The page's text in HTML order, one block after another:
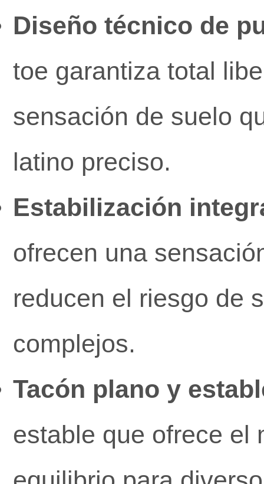
Diseño técnico de
toe garantiza total
sensación de suelo
latino preciso.
Estabilización
ofrecen una
reducen el riesgo de
complejos.
Tacón plano y
estable que ofrece el